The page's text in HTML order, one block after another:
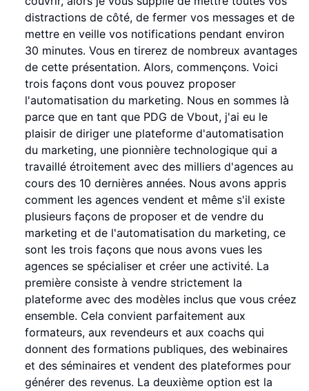
distractions de côté, de fermer vos messages et de
mettre en veille vos notifications pendant environ
30 minutes. Vous en tirerez de nombreux avantages
de cette présentation. Alors, commençons. Voici
trois façons dont vous pouvez proposer
l'automatisation du marketing. Nous en sommes là
parce que en tant que PDG de Vbout, j'ai eu le
plaisir de diriger une plateforme d'automatisation
du marketing, une pionnière technologique qui a
travaillé étroitement avec des milliers d'agences au
cours des 10 dernières années. Nous avons appris
comment les agences vendent et même s'il existe
plusieurs façons de proposer et de vendre du
marketing et de l'automatisation du marketing, ce
sont les trois façons que nous avons vues les
agences se spécialiser et créer une activité. La
première consiste à vendre strictement la
plateforme avec des modèles inclus que vous créez
ensemble. Cela convient parfaitement aux
formateurs, aux revendeurs et aux coachs qui
donnent des formations publiques, des webinaires
et des séminaires et vendent des plateformes pour
générer des revenus. La deuxième option est la